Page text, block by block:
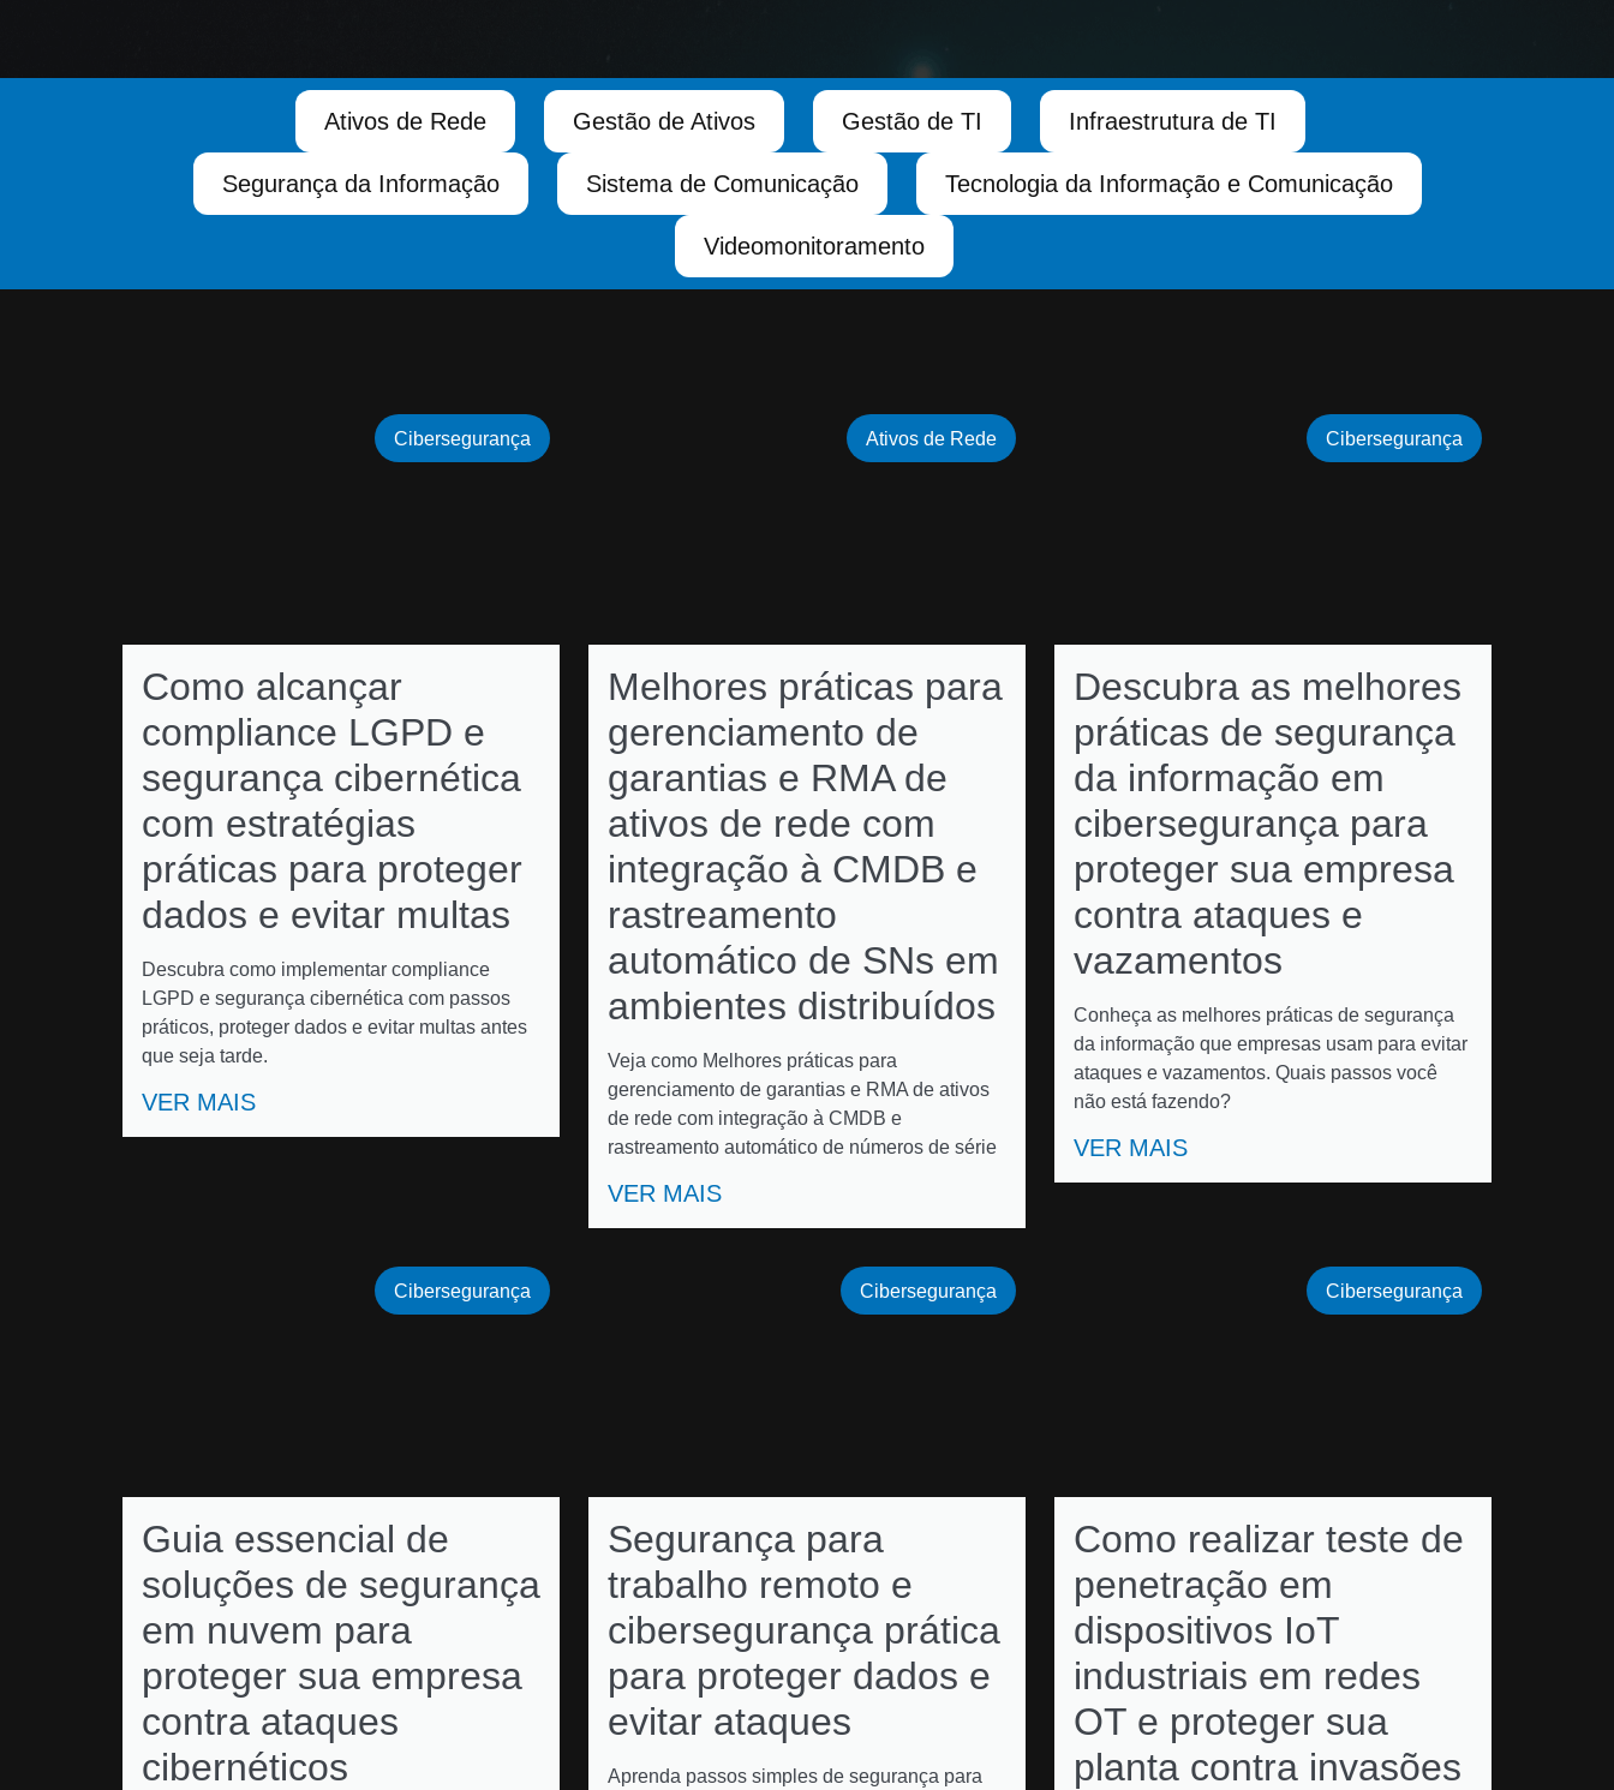
Ativos de Rede Gestão de Ativos Gestão de TI Infraestrutura de TI
Segurança da Informação Sistema de Comunicação Tecnologia da Informação e Comunicação
Videomonitoramento
Como alcançar
compliance LGPD e
segurança cibernética
com estratégias
práticas para proteger
dados e evitar multas
Descubra como implementar compliance
LGPD e segurança cibernética com passos
práticos, proteger dados e evitar multas antes
que seja tarde.
VER MAIS
Cibersegurança
Melhores práticas para
gerenciamento de
garantias e RMA de
ativos de rede com
integração à CMDB e
rastreamento
automático de SNs em
ambientes distribuídos
Veja como Melhores práticas para
gerenciamento de garantias e RMA de ativos
de rede com integração à CMDB e
rastreamento automático de números de série
VER MAIS
Ativos de Rede
Descubra as melhores
práticas de segurança
da informação em
cibersegurança para
proteger sua empresa
contra ataques e
vazamentos
Conheça as melhores práticas de segurança
da informação que empresas usam para evitar
ataques e vazamentos. Quais passos você
não está fazendo?
VER MAIS
Cibersegurança
Guia essencial de
soluções de segurança
em nuvem para
proteger sua empresa
contra ataques
cibernéticos
Cibersegurança
Segurança para
trabalho remoto e
cibersegurança prática
para proteger dados e
evitar ataques
Aprenda passos simples de segurança para
Cibersegurança
Como realizar teste de
penetração em
dispositivos IoT
industriais em redes
OT e proteger sua
planta contra invasões
Cibersegurança